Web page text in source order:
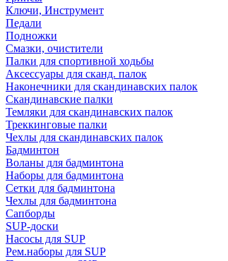
Ключи, Инструмент
Педали
Подножки
Смазки, очистители
Палки для спортивной ходьбы
Аксессуары для сканд. палок
Наконечники для скандинавских палок
Скандинавские палки
Темляки для скандинавских палок
Треккинговые палки
Чехлы для скандинавских палок
Бадминтон
Воланы для бадминтона
Наборы для бадминтона
Сетки для бадминтона
Чехлы для бадминтона
Сапборды
SUP-доски
Насосы для SUP
Рем.наборы для SUP